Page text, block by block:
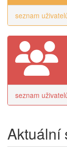
seznam
seznam
Aktuální